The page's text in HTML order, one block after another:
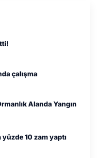
çalışma
Alanda Yangın
10 zam yaptı